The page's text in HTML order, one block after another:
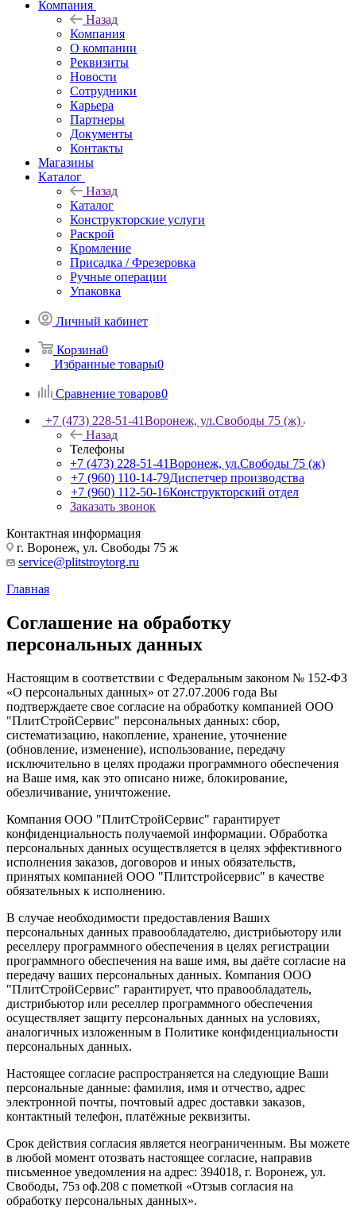
Компания
Назад
Компания
О компании
Реквизиты
Новости
Сотрудники
Карьера
Партнеры
Документы
Контакты
Магазины
Каталог
Назад
Каталог
Конструкторские услуги
Раскрой
Кромление
Присадка / Фрезеровка
Ручные операции
Упаковка
Личный кабинет
Корзина0
Избранные товары0
Сравнение товаров0
+7 (473) 228-51-41Воронеж, ул.Свободы 75 (ж)
Назад
Телефоны
+7 (473) 228-51-41Воронеж, ул.Свободы 75 (ж)
+7 (960) 110-14-79Диспетчер производства
+7 (960) 112-50-16Конструкторский отдел
Заказать звонок
Контактная информация
г. Воронеж, ул. Свободы 75 ж
service@plitstroytorg.ru
Главная
Соглашение на обработку
персональных данных
Настоящим в соответствии с Федеральным законом № 152-ФЗ
«О персональных данных» от 27.07.2006 года Вы
подтверждаете свое согласие на обработку компанией ООО
"ПлитСтройСервис" персональных данных: сбор,
систематизацию, накопление, хранение, уточнение
(обновление, изменение), использование, передачу
исключительно в целях продажи программного обеспечения
на Ваше имя, как это описано ниже, блокирование,
обезличивание, уничтожение.
Компания ООО "ПлитСтройСервис" гарантирует
конфиденциальность получаемой информации. Обработка
персональных данных осуществляется в целях эффективного
исполнения заказов, договоров и иных обязательств,
принятых компанией ООО "Плитстройсервис" в качестве
обязательных к исполнению.
В случае необходимости предоставления Ваших
персональных данных правообладателю, дистрибьютору или
реселлеру программного обеспечения в целях регистрации
программного обеспечения на ваше имя, вы даёте согласие на
передачу ваших персональных данных. Компания ООО
"ПлитСтройСервис" гарантирует, что правообладатель,
дистрибьютор или реселлер программного обеспечения
осуществляет защиту персональных данных на условиях,
аналогичных изложенным в Политике конфиденциальности
персональных данных.
Настоящее согласие распространяется на следующие Ваши
персональные данные: фамилия, имя и отчество, адрес
электронной почты, почтовый адрес доставки заказов,
контактный телефон, платёжные реквизиты.
Срок действия согласия является неограниченным. Вы можете
в любой момент отозвать настоящее согласие, направив
письменное уведомления на адрес: 394018, г. Воронеж, ул.
Свободы, 75з оф.208 с пометкой «Отзыв согласия на
обработку персональных данных».